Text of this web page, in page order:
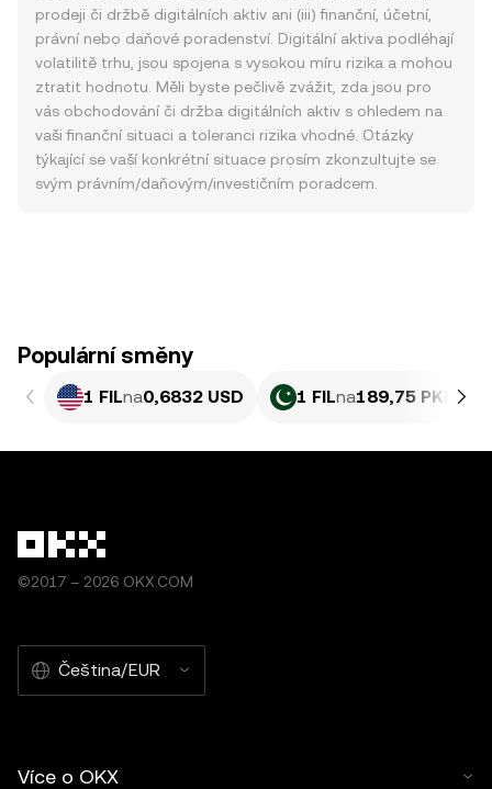
prodeji či držbě digitálních aktiv ani (iii) finanční, účetní,
právní nebo daňové poradenství. Digitální aktiva podléhají
volatilitě trhu, jsou spojena s vysokou míru rizika a mohou
ztratit hodnotu. Měli byste pečlivě zvážit, zda jsou pro
vás obchodování či držba digitálních aktiv s ohledem na
vaši finanční situaci a toleranci rizika vhodné. Otázky
týkající se vaší konkrétní situace prosím zkonzultujte se
svým právním/daňovým/investičním poradcem.
Populární směny
1 FILna0,6832 USD 1 FILna189,75 PKR
©2017 – 2026 OKX.COM
Čeština/EUR
Více o OKX